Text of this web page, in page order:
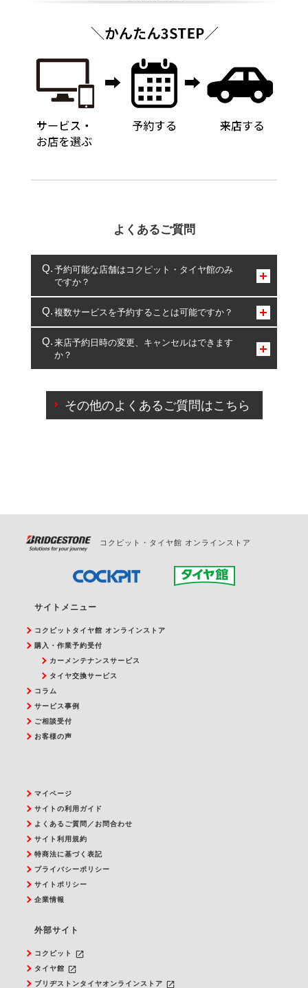
よくあるご質問
予約可能な店舗はコクピット・タイヤ館のみ
ですか？
コクピット・タイヤ館のみとなります。
複数サービスを予約することは可能ですか？
複数サービスのご予約は可能です。
一部の商品・サービスの組み合わせに限り、同時にご予約が
出来ないものもございます。
来店予約日時の変更、キャンセルはできます
か？
ご来店予約日の3営業日前を過ぎている場合のご予約
の日時変更につきましては、直接ご予約の店舗まで
その他のよくあるご質問はこちら
コクピット・タイヤ館 オンラインストア
サイトメニュー
コクピットタイヤ館 オンラインストア
購入・作業予約受付
カーメンテナンスサービス
タイヤ交換サービス
コラム
サービス事例
ご相談受付
お客様の声
マイページ
サイトの利用ガイド
よくあるご質問／お問合わせ
サイト利用規約
特商法に基づく表記
プライバシーポリシー
サイトポリシー
企業情報
外部サイト
コクピット launch
タイヤ館 launch
ブリヂストンタイヤオンラインストア launch